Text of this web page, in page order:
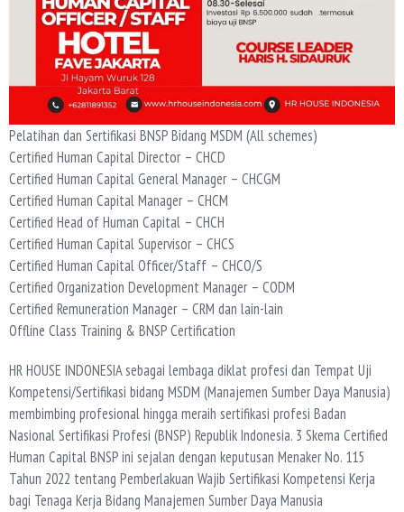
Pelatihan dan Sertifikasi BNSP Bidang MSDM (All schemes)
Certified Human Capital Director – CHCD
Certified Human Capital General Manager – CHCGM
Certified Human Capital Manager – CHCM
Certified Head of Human Capital – CHCH
Certified Human Capital Supervisor – CHCS
Certified Human Capital Officer/Staff – CHCO/S
Certified Organization Development Manager – CODM
Certified Remuneration Manager – CRM dan lain-lain
Offline Class Training & BNSP Certification
HR HOUSE INDONESIA sebagai lembaga diklat profesi dan Tempat Uji
Kompetensi/Sertifikasi bidang MSDM (Manajemen Sumber Daya Manusia)
membimbing profesional hingga meraih sertifikasi profesi Badan
Nasional Sertifikasi Profesi (BNSP) Republik Indonesia. 3 Skema Certified
Human Capital BNSP ini sejalan dengan keputusan Menaker No. 115
Tahun 2022 tentang Pemberlakuan Wajib Sertifikasi Kompetensi Kerja
bagi Tenaga Kerja Bidang Manajemen Sumber Daya Manusia